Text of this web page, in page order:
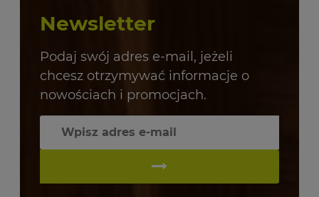
Newsletter
Podaj swój adres e-mail, jeżeli
chcesz otrzymywać informacje o
nowościach i promocjach.